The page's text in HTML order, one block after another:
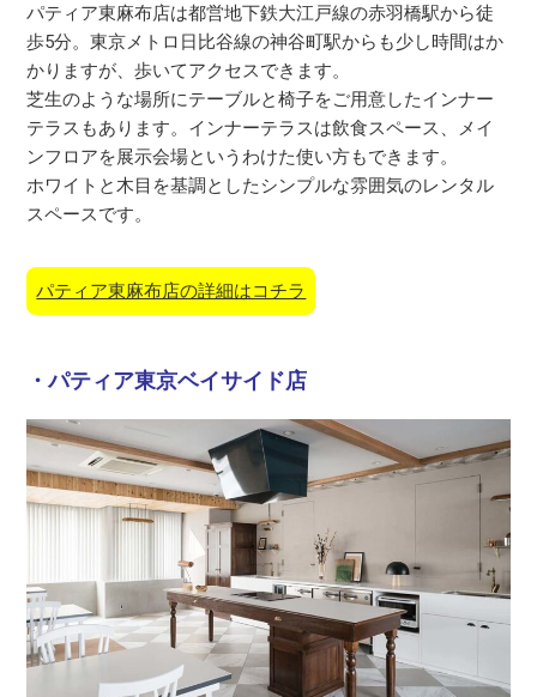
パティア東麻布店は都営地下鉄大江戸線の赤羽橋駅から徒
歩5分。東京メトロ日比谷線の神谷町駅からも少し時間はか
かりますが、歩いてアクセスできます。
芝生のような場所にテーブルと椅子をご用意したインナー
テラスもあります。インナーテラスは飲食スペース、メイ
ンフロアを展示会場というわけた使い方もできます。
ホワイトと木目を基調としたシンプルな雰囲気のレンタル
スペースです。
パティア東麻布店の詳細はコチラ
・パティア東京ベイサイド店